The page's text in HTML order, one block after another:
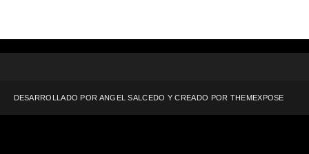
DESARROLLADO POR ANGEL SALCEDO Y CREADO POR THEMEXPOSE